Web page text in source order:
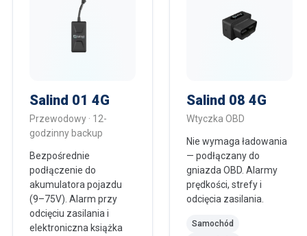
Salind 01 4G
Przewodowy · 12-
godzinny backup
Bezpośrednie
podłączenie do
akumulatora pojazdu
(9–75V). Alarm przy
odcięciu zasilania i
elektroniczna książka
Salind 08 4G
Wtyczka OBD
Nie wymaga ładowania
— podłączany do
gniazda OBD. Alarmy
prędkości, strefy i
odcięcia zasilania.
Samochód